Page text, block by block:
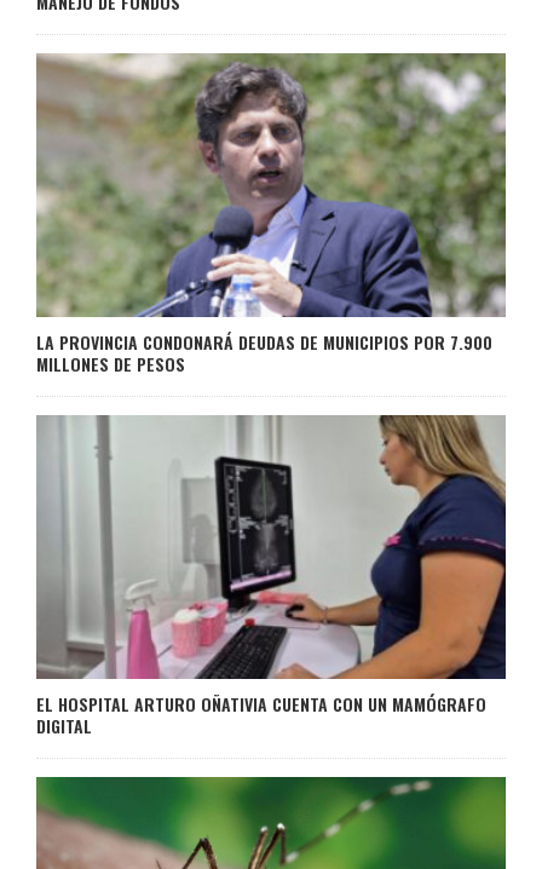
LA PROVINCIA CONDONARÁ DEUDAS DE MUNICIPIOS POR 7.900
MILLONES DE PESOS
EL HOSPITAL ARTURO OÑATIVIA CUENTA CON UN MAMÓGRAFO
DIGITAL